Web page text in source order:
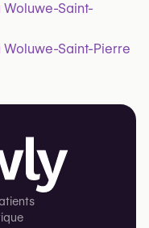
Saint-
Saint-Pierre